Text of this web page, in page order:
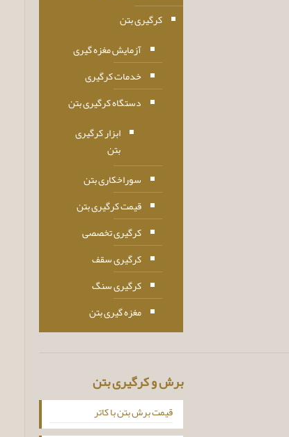
کرگیری بتن
آزمایش مغزه گیری
خدمات کرگیری
دستگاه کرگیری بتن
ابزار کرگیری
بتن
سوراخکاری بتن
قیمت کرگیری بتن
کرگیری تخصصی
کرگیری سقف
کرگیری سنگ
مغزه گیری بتن
برش و کرگیری بتن
قیمت برش بتن با کاتر